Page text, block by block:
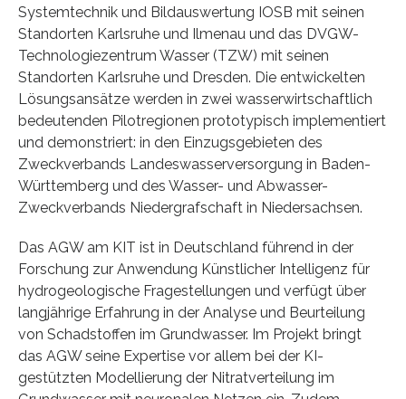
Systemtechnik und Bildauswertung IOSB mit seinen
Standorten Karlsruhe und Ilmenau und das DVGW-
Technologiezentrum Wasser (TZW) mit seinen
Standorten Karlsruhe und Dresden. Die entwickelten
Lösungsansätze werden in zwei wasserwirtschaftlich
bedeutenden Pilotregionen prototypisch implementiert
und demonstriert: in den Einzugsgebieten des
Zweckverbands Landeswasserversorgung in Baden-
Württemberg und des Wasser- und Abwasser-
Zweckverbands Niedergrafschaft in Niedersachsen.
Das AGW am KIT ist in Deutschland führend in der
Forschung zur Anwendung Künstlicher Intelligenz für
hydrogeologische Fragestellungen und verfügt über
langjährige Erfahrung in der Analyse und Beurteilung
von Schadstoffen im Grundwasser. Im Projekt bringt
das AGW seine Expertise vor allem bei der KI-
gestützten Modellierung der Nitratverteilung im